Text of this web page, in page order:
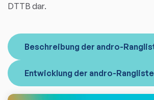
DTTB dar.
Beschreibung der andro-
Entwicklung der andro-Rangliste